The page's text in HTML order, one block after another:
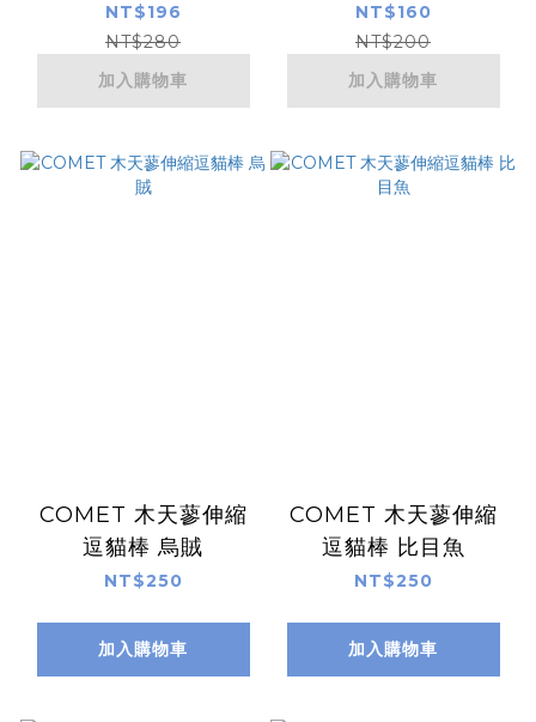
NT$196
NT$280
加入購物車
NT$160
NT$200
加入購物車
COMET 木天蓼伸縮
逗貓棒 烏賊
NT$250
加入購物車
COMET 木天蓼伸縮
逗貓棒 比目魚
NT$250
加入購物車